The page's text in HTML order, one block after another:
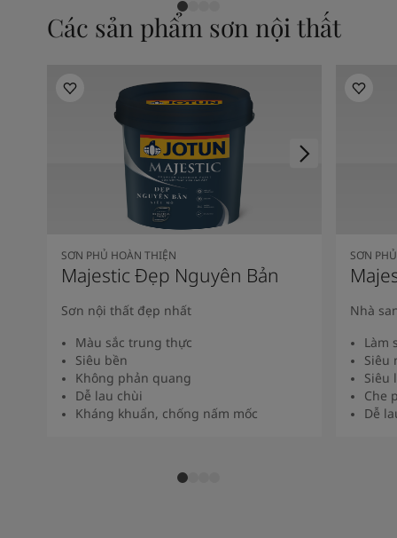
Các sản phẩm sơn nội thất
SƠN PHỦ HOÀN THIỆN
Majestic Đẹp Nguyên Bản
Sơn nội thất đẹp nhất
Màu sắc trung thực
Siêu bền
Không phản quang
Dễ lau chùi
Kháng khuẩn, chống nấm mốc
SƠN
Nhà
Làm
Siêu
Siêu
Che
Dễ